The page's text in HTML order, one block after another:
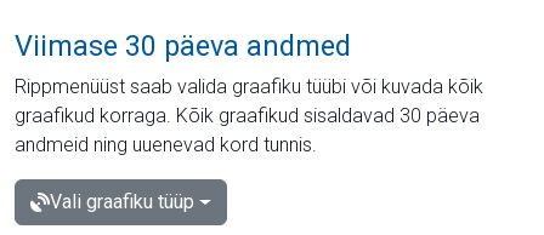
Viimase 30 päeva andmed
Rippmenüüst saab valida graafiku tüübi või kuvada kõik
graafikud korraga. Kõik graafikud sisaldavad 30 päeva
andmeid ning uuenevad kord tunnis.
Vali graafiku tüüp